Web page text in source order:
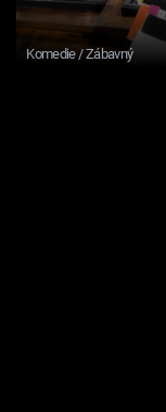
Komedie / Zábavný